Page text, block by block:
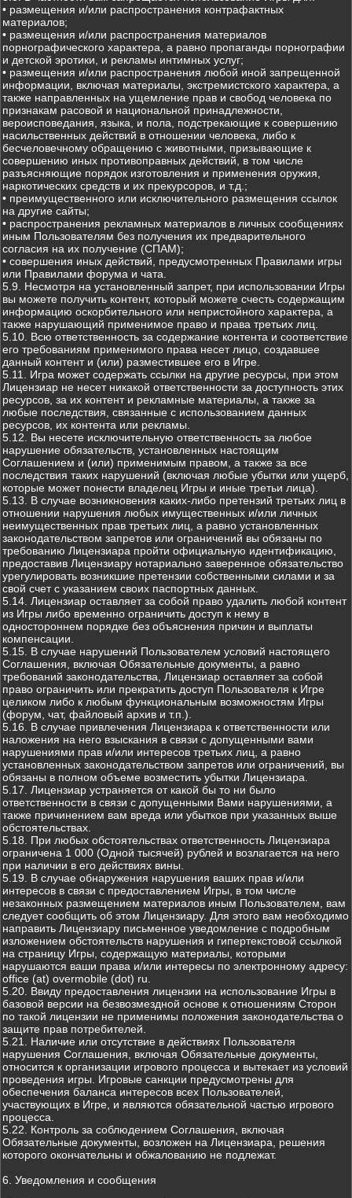
• размещения и/или распространения контрафактных
материалов;
• размещения и/или распространения материалов
порнографического характера, а равно пропаганды порнографии
и детской эротики, и рекламы интимных услуг;
• размещения и/или распространения любой иной запрещенной
информации, включая материалы, экстремистского характера, а
также направленных на ущемление прав и свобод человека по
признакам расовой и национальной принадлежности,
вероисповедания, языка, и пола, подстрекающие к совершению
насильственных действий в отношении человека, либо к
бесчеловечному обращению с животными, призывающие к
совершению иных противоправных действий, в том числе
разъясняющие порядок изготовления и применения оружия,
наркотических средств и их прекурсоров, и т.д.;
• преимущественного или исключительного размещения ссылок
на другие сайты;
• распространения рекламных материалов в личных сообщениях
иным Пользователям без получения их предварительного
согласия на их получение (СПАМ);
• совершения иных действий, предусмотренных Правилами игры
или Правилами форума и чата.
5.9. Несмотря на установленный запрет, при использовании Игры
вы можете получить контент, который можете счесть содержащим
информацию оскорбительного или непристойного характера, а
также нарушающий применимое право и права третьих лиц.
5.10. Всю ответственность за содержание контента и соответствие
его требованиям применимого права несет лицо, создавшее
данный контент и (или) разместившее его в Игре.
5.11. Игра может содержать ссылки на другие ресурсы, при этом
Лицензиар не несет никакой ответственности за доступность этих
ресурсов, за их контент и рекламные материалы, а также за
любые последствия, связанные с использованием данных
ресурсов, их контента или рекламы.
5.12. Вы несете исключительную ответственность за любое
нарушение обязательств, установленных настоящим
Соглашением и (или) применимым правом, а также за все
последствия таких нарушений (включая любые убытки или ущерб,
которые может понести владелец Игры и иные третьи лица).
5.13. В случае возникновения каких-либо претензий третьих лиц в
отношении нарушения любых имущественных и/или личных
неимущественных прав третьих лиц, а равно установленных
законодательством запретов или ограничений вы обязаны по
требованию Лицензиара пройти официальную идентификацию,
предоставив Лицензиару нотариально заверенное обязательство
урегулировать возникшие претензии собственными силами и за
свой счет с указанием своих паспортных данных.
5.14. Лицензиар оставляет за собой право удалить любой контент
из Игры либо временно ограничить доступ к нему в
одностороннем порядке без объяснения причин и выплаты
компенсации.
5.15. В случае нарушений Пользователем условий настоящего
Соглашения, включая Обязательные документы, а равно
требований законодательства, Лицензиар оставляет за собой
право ограничить или прекратить доступ Пользователя к Игре
целиком либо к любым функциональным возможностям Игры
(форум, чат, файловый архив и т.п.).
5.16. В случае привлечения Лицензиара к ответственности или
наложения на него взыскания в связи с допущенными вами
нарушениями прав и/или интересов третьих лиц, а равно
установленных законодательством запретов или ограничений, вы
обязаны в полном объеме возместить убытки Лицензиара.
5.17. Лицензиар устраняется от какой бы то ни было
ответственности в связи с допущенными Вами нарушениями, а
также причинением вам вреда или убытков при указанных выше
обстоятельствах.
5.18. При любых обстоятельствах ответственность Лицензиара
ограничена 1 000 (Одной тысячей) рублей и возлагается на него
при наличии в его действиях вины.
5.19. В случае обнаружения нарушения ваших прав и/или
интересов в связи с предоставлением Игры, в том числе
незаконных размещением материалов иным Пользователем, вам
следует сообщить об этом Лицензиару. Для этого вам необходимо
направить Лицензиару письменное уведомление с подробным
изложением обстоятельств нарушения и гипертекстовой ссылкой
на страницу Игры, содержащую материалы, которыми
нарушаются ваши права и/или интересы по электронному адресу:
office (at) overmobile (dot) ru.
5.20. Ввиду предоставления лицензии на использование Игры в
базовой версии на безвозмездной основе к отношениям Сторон
по такой лицензии не применимы положения законодательства о
защите прав потребителей.
5.21. Наличие или отсутствие в действиях Пользователя
нарушения Соглашения, включая Обязательные документы,
относится к организации игрового процесса и вытекает из условий
проведения игры. Игровые санкции предусмотрены для
обеспечения баланса интересов всех Пользователей,
участвующих в Игре, и являются обязательной частью игрового
процесса.
5.22. Контроль за соблюдением Соглашения, включая
Обязательные документы, возложен на Лицензиара, решения
которого окончательны и обжалованию не подлежат.
6. Уведомления и сообщения